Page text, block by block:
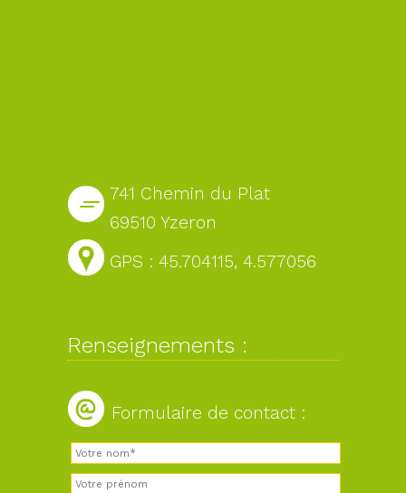
741 Chemin du Plat
69510 Yzeron
GPS : 45.704115, 4.577056
Renseignements :
Formulaire de contact :